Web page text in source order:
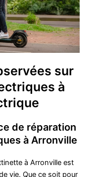
sur
à
de réparation
à Arronville
à Arronville est
vie. Que ce soit pour